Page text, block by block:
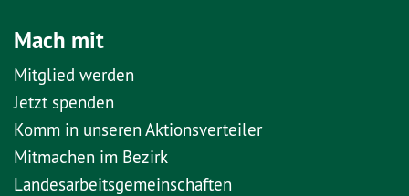
Mach mit
Mitglied werden
Jetzt spenden
Komm in unseren Aktionsverteiler
Mitmachen im Bezirk
Landesarbeitsgemeinschaften